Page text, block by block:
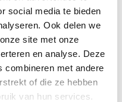
social media te bieden
Ook delen we
site met onze
en analyse. Deze
combineren met andere
of die ze hebben
van hun services.
maten en
vlakke boarddeuren en